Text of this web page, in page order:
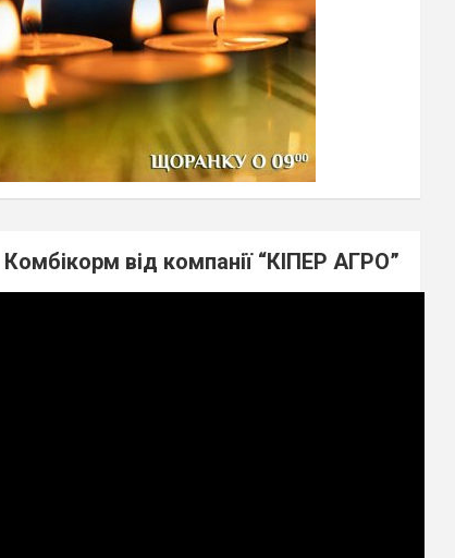
Комбікорм від компанії “КІПЕР АГРО”